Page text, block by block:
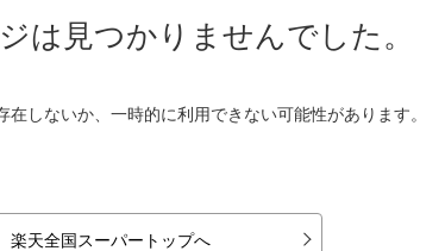
は見つかりませんでした。
しないか、一時的に利用できない可能性があります。
楽天全国スーパートップへ